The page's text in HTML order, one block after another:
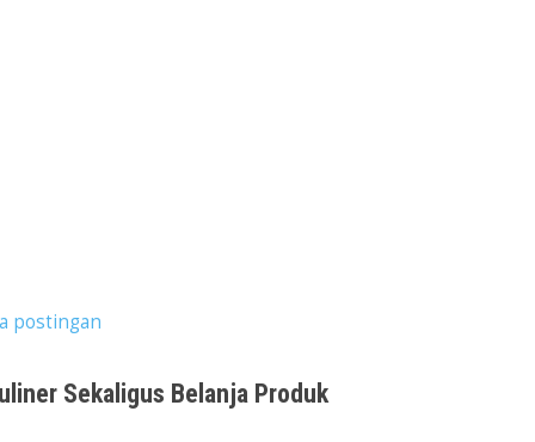
postingan
Sekaligus Belanja Produk